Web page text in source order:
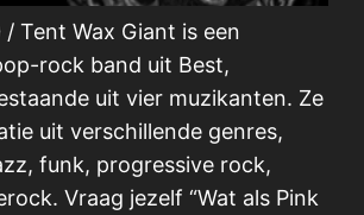
/ Tent Wax Giant is een
rock band uit Best,
uit vier muzikanten. Ze
uit verschillende genres,
funk, progressive rock,
Vraag jezelf “Wat als Pink